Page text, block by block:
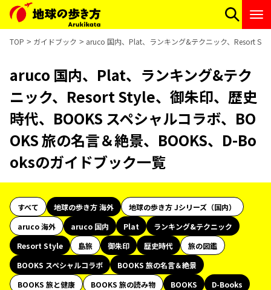
TOP ガイドブック aruco 国内、Plat、ランキング&テクニック、Resort
aruco 国内、Plat、ランキング&テク
ニック、Resort Style、御朱印、歴史
時代、BOOKS スペシャルコラボ、BO
OKS 旅の名言＆絶景、BOOKS、D-Bo
oksのガイドブック一覧
すべて 地球の歩き方 海外
地球の歩き方 Jシリーズ（国内）
aruco 海外
aruco 国内 Plat
ランキング&テクニック
Resort Style
島旅 御朱印 歴史時代
旅の図鑑
BOOKS スペシャルコラボ
BOOKS 旅の名言＆絶景
BOOKS 旅と健康
BOOKS 旅の読み物 BOOKS
D-Books